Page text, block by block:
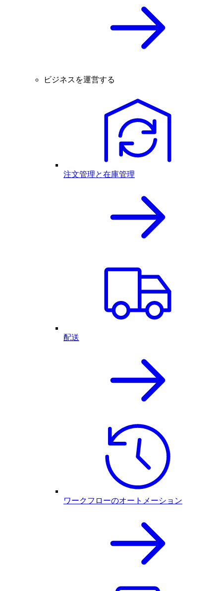
ビジネスを運営する
注文管理と在庫管理
配送
ワークフローのオートメーション